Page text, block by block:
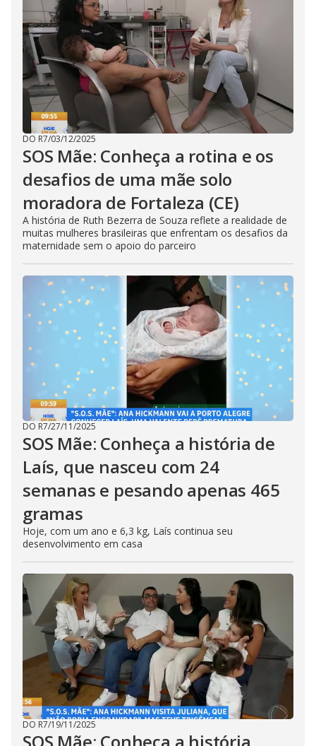
DO R7/03/12/2025
SOS Mãe: Conheça a rotina e os
desafios de uma mãe solo
moradora de Fortaleza (CE)
A história de Ruth Bezerra de Souza reflete a realidade de
muitas mulheres brasileiras que enfrentam os desafios da
maternidade sem o apoio do parceiro
DO R7/27/11/2025
SOS Mãe: Conheça a história de
Laís, que nasceu com 24
semanas e pesando apenas 465
gramas
Hoje, com um ano e 6,3 kg, Laís continua seu
desenvolvimento em casa
DO R7/19/11/2025